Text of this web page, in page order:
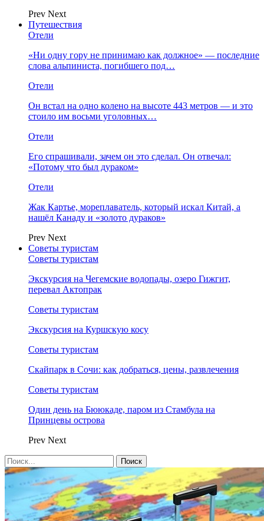
Prev Next
Путешествия
Отели
«Ни одну гору не принимаю как должное» — последние
слова альпиниста, погибшего под…
Отели
Он встал на одно колено на высоте 443 метров — и это
стоило им восьми уголовных…
Отели
Его спрашивали, зачем он это сделал. Он отвечал:
«Потому что был дураком»
Отели
Жак Картье, мореплаватель, который искал Китай, а
нашёл Канаду и «золото дураков»
Prev Next
Советы туристам
Советы туристам
Экскурсия на Чегемские водопады, озеро Гижгит,
перевал Актопрак
Советы туристам
Экскурсия на Куршскую косу
Советы туристам
Скайпарк в Сочи: как добраться, цены, развлечения
Советы туристам
Один день на Бююкаде, паром из Стамбула на
Принцевы острова
Prev Next